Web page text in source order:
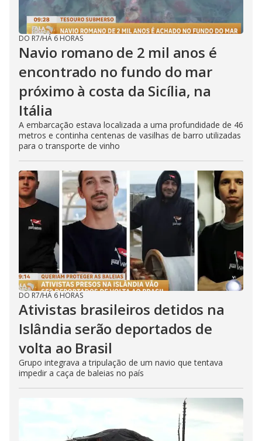
DO R7/HÁ 6 HORAS
Navio romano de 2 mil anos é
encontrado no fundo do mar
próximo à costa da Sicília, na
Itália
A embarcação estava localizada a uma profundidade de 46
metros e continha centenas de vasilhas de barro utilizadas
para o transporte de vinho
DO R7/HÁ 6 HORAS
Ativistas brasileiros detidos na
Islândia serão deportados de
volta ao Brasil
Grupo integrava a tripulação de um navio que tentava
impedir a caça de baleias no país